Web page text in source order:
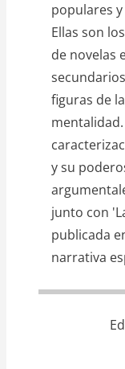
populares
Ellas son
de novelas
figuras de
y su
junto con
publicada
narrativa